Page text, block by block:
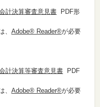
計決算審査意見書 PDF形
、 Adobe® Reader®が必要
計決算等審査意見書 PDF
、 Adobe® Reader®が必要